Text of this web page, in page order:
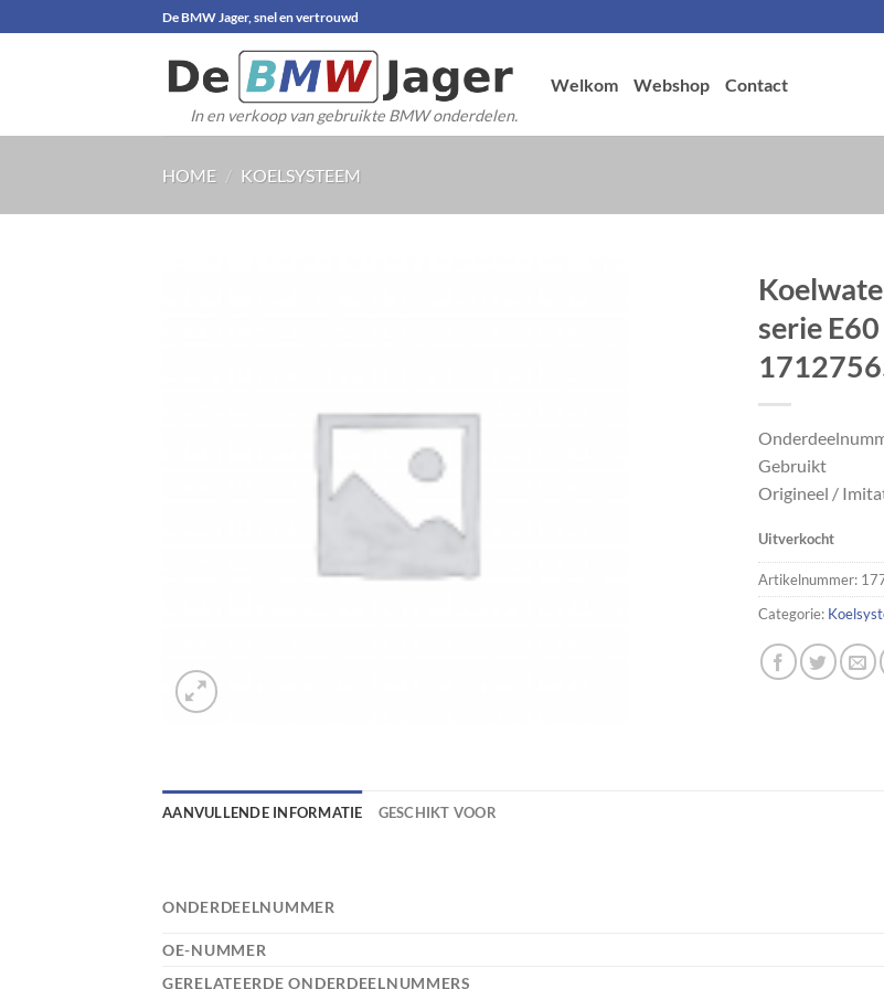
naar
De BMW Jager, snel en vertrouwd
In en verkoop van gebruikte BMW onderdelen.
Welkom Webshop Contact
HOME / KOELSYSTEEM
serie
Gebruikt
Origineel /
Uitverkocht
Artikelnummer:
Categorie:
AANVULLENDE INFORMATIE GESCHIKT VOOR
ONDERDEELNUMMER
OE-NUMMER
GERELATEERDE ONDERDEELNUMMERS